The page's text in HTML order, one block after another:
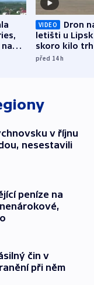
VIDEO
Dron
letišti u
skoro kilo
indicie
před 14h
v říjnu
nesestavili
peníze na
čin v
při něm